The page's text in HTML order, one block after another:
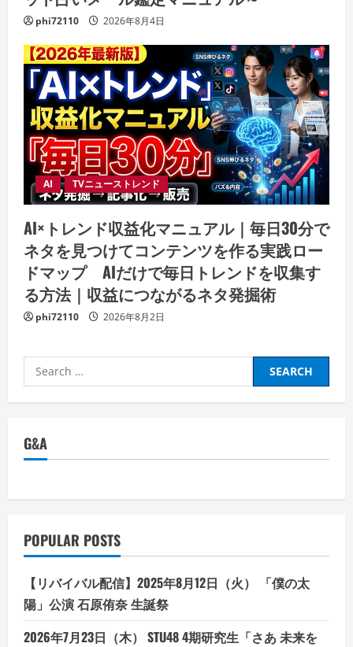
phi72110 2026年8月4日
AI TVニューストレンド
AI×トレンド収益化マニュアル｜毎日30分で
ネタを見つけてコンテンツを作る実践ロー
ドマップ AIだけで毎日トレンドを収集す
る方法｜収益につながるネタ発掘術
phi72110 2026年8月2日
Search
for:
G&A
POPULAR POSTS
【リバイバル配信】2025年8月12日（火） 「僕の太
陽」公演 石原侑奈 生誕祭
2026年7月23日（木） STU48 4期研究生「さあ 未来を